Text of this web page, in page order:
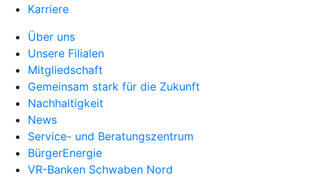
Karriere
Über uns
Unsere Filialen
Mitgliedschaft
Gemeinsam stark für die Zukunft
Nachhaltigkeit
News
Service- und Beratungszentrum
BürgerEnergie
VR-Banken Schwaben Nord